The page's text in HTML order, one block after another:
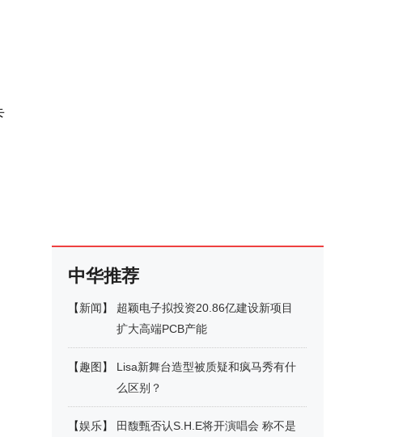
中华推荐
【新闻】
超颖电子拟投资20.86亿建设新项目
扩大高端PCB产能
【趣图 】
Lisa新舞台造型被质疑和疯马秀有什
么区别？
【娱乐】
田馥甄否认S.H.E将开演唱会 称不是